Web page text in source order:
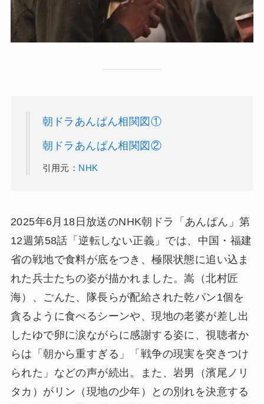
朝ドラあんぱん相関図①
朝ドラあんぱん相関図②
引用元： NHK
2025年6月18日放送のNHK朝ドラ「あんぱん」第
12週第58話「逆転しない正義」では、中国・福建
省の戦地で食料が底をつき、極限状態に追い込ま
れた兵士たちの姿が描かれました。嵩（北村匠
海）、ごんた、隊長らが配給された乾パン1個を
貪るように食べるシーンや、現地の老婆が差し出
したゆで卵に涙ながらに感謝する姿に、視聴者か
らは「朝から重すぎる」「戦争の現実を突きつけ
られた」などの声が続出。また、岩男（濱尾ノリ
タカ）がリン（現地の少年）との別れを決意する